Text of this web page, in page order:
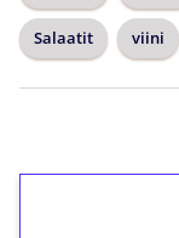
Salaatit viini